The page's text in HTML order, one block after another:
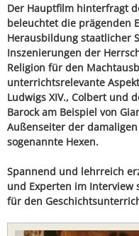
Der Hauptfilm hinterfragt
beleuchtet die prägenden
Herausbildung staatlicher
Inszenierungen der
Religion für den
unterrichtsrelevante
Ludwigs XIV., Colbert und
Barock am Beispiel von
Außenseiter der
sogenannte Hexen.
Spannend und lehrreich
und Experten im Interview
für den